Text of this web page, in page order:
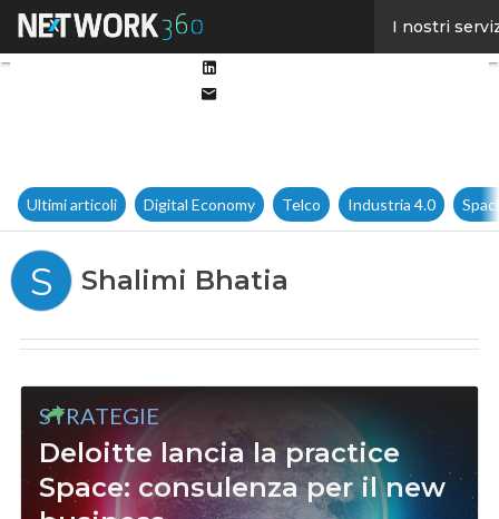
I nostri
Ultimi articoli Digital Economy Telco Industria 4.0
S Shalimi Bhatia
STRATEGIE
Deloitte lancia la practice
Space: consulenza per il new